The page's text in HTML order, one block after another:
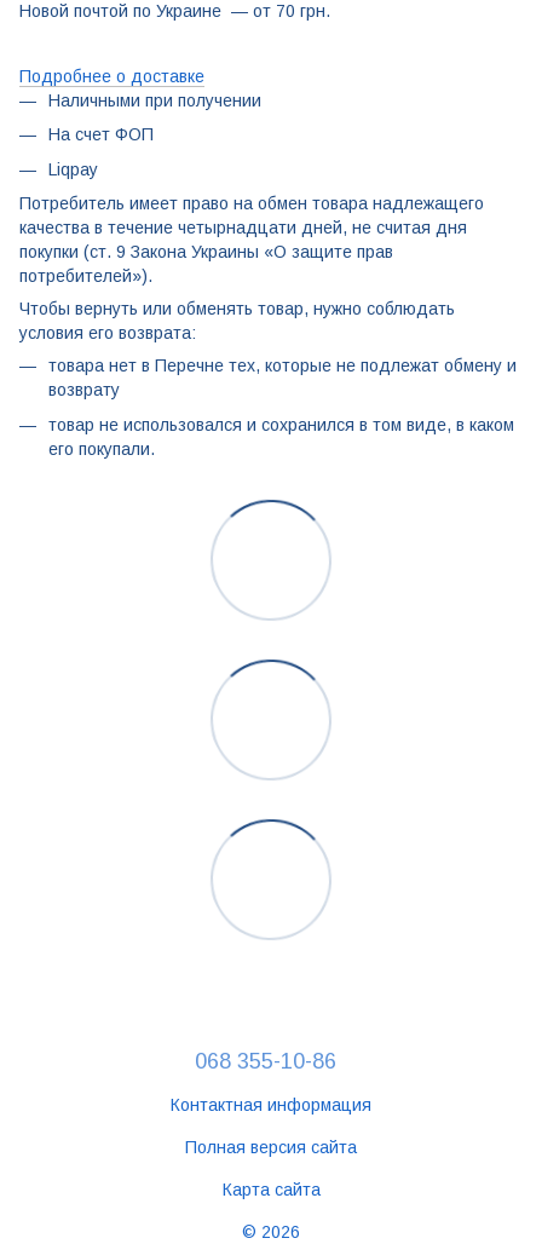
Новой почтой по Украине — от 70 грн.
Подробнее о доставке
Наличными при получении
На счет ФОП
Liqpay
Потребитель имеет право на обмен товара надлежащего
качества в течение четырнадцати дней, не считая дня
покупки (ст. 9 Закона Украины «О защите прав
потребителей»).
Чтобы вернуть или обменять товар, нужно соблюдать
условия его возврата:
товара нет в Перечне тех, которые не подлежат обмену и
возврату
товар не использовался и сохранился в том виде, в каком
его покупали.
068 355-10-86
Контактная информация
Полная версия сайта
Карта сайта
© 2026